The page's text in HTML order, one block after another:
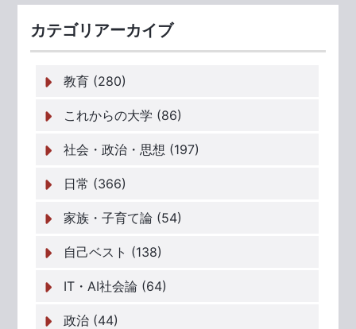
カテゴリアーカイブ
教育 (280)
これからの大学 (86)
社会・政治・思想 (197)
日常 (366)
家族・子育て論 (54)
自己ベスト (138)
IT・AI社会論 (64)
政治 (44)